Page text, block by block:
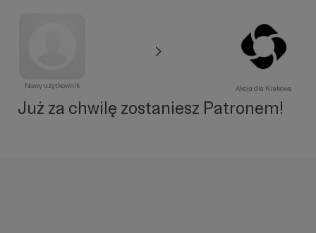
Nowy użytkownik Akcja dla Krakowa
Już za chwilę zostaniesz Patronem!